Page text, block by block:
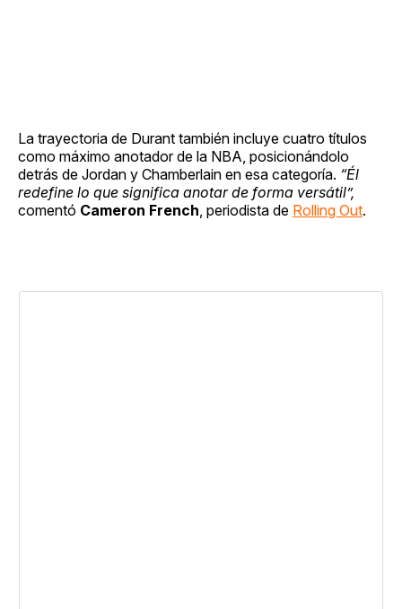
La trayectoria de Durant también incluye cuatro títulos
como máximo anotador de la NBA, posicionándolo
detrás de Jordan y Chamberlain en esa categoría. “Él
redefine lo que significa anotar de forma versátil”,
comentó Cameron French , periodista de Rolling Out.